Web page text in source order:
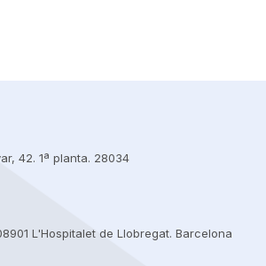
42. 1ª planta. 28034
L'Hospitalet de Llobregat. Barcelona